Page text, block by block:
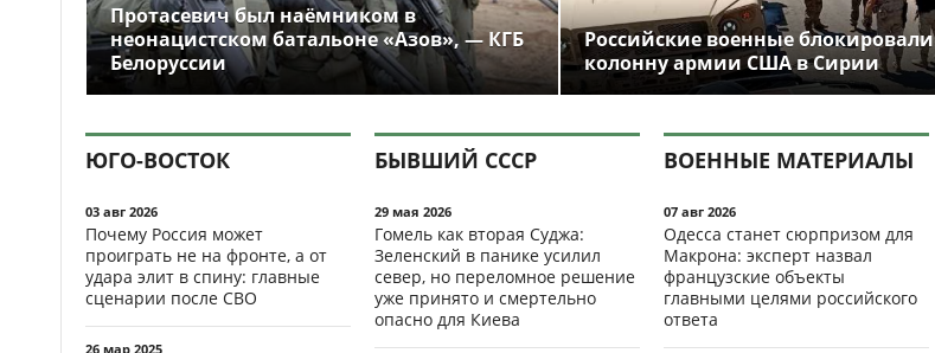
Протасевич был наёмником в
неонацистском батальоне «Азов», — КГБ
Белоруссии
Российские военные блокировали
колонну армии США в Сирии
ЮГО-ВОСТОК
03 авг 2026
Почему Россия может
проиграть не на фронте, а от
удара элит в спину: главные
сценарии после СВО
26 мар 2025
БЫВШИЙ СССР
29 мая 2026
Гомель как вторая Суджа:
Зеленский в панике усилил
север, но переломное решение
уже принято и смертельно
опасно для Киева
ВОЕННЫЕ МАТЕРИАЛЫ
07 авг 2026
Одесса станет сюрпризом для
Макрона: эксперт назвал
французские объекты
главными целями российского
ответа